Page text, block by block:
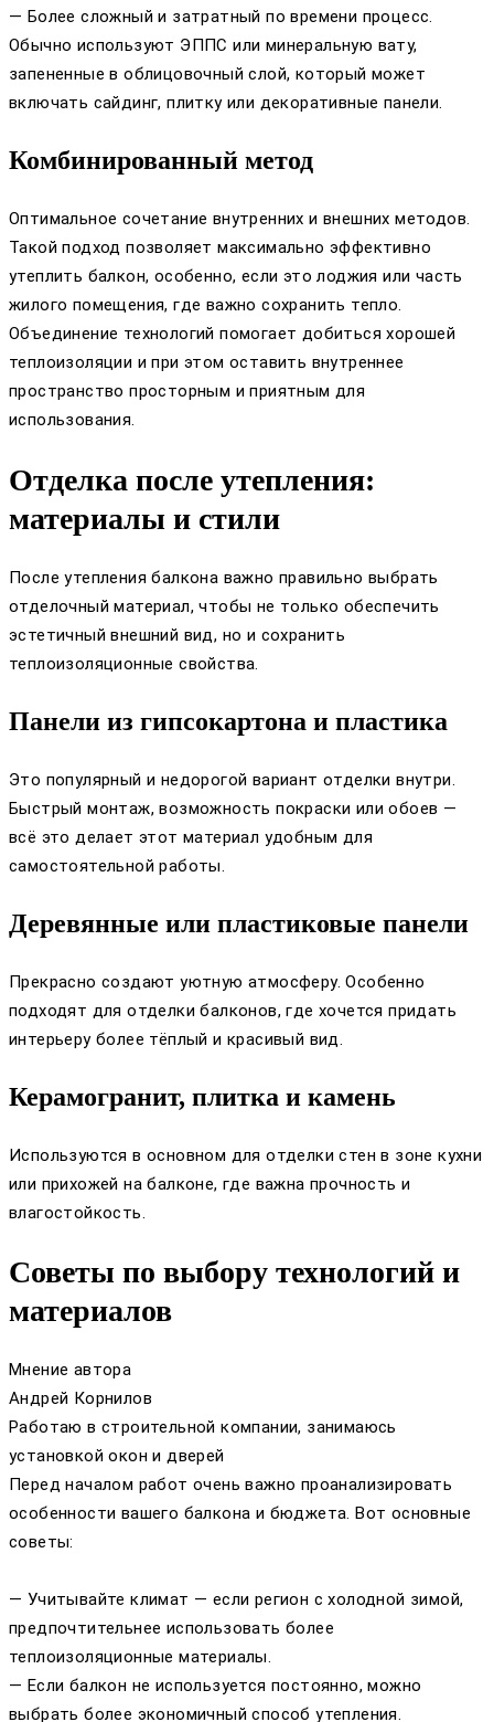
— Более сложный и затратный по времени процесс.
Обычно используют ЭППС или минеральную вату,
запененные в облицовочный слой, который может
включать сайдинг, плитку или декоративные панели.
Комбинированный метод
Оптимальное сочетание внутренних и внешних методов.
Такой подход позволяет максимально эффективно
утеплить балкон, особенно, если это лоджия или часть
жилого помещения, где важно сохранить тепло.
Объединение технологий помогает добиться хорошей
теплоизоляции и при этом оставить внутреннее
пространство просторным и приятным для
использования.
Отделка после утепления:
материалы и стили
После утепления балкона важно правильно выбрать
отделочный материал, чтобы не только обеспечить
эстетичный внешний вид, но и сохранить
теплоизоляционные свойства.
Панели из гипсокартона и пластика
Это популярный и недорогой вариант отделки внутри.
Быстрый монтаж, возможность покраски или обоев —
всё это делает этот материал удобным для
самостоятельной работы.
Деревянные или пластиковые панели
Прекрасно создают уютную атмосферу. Особенно
подходят для отделки балконов, где хочется придать
интерьеру более тёплый и красивый вид.
Керамогранит, плитка и камень
Используются в основном для отделки стен в зоне кухни
или прихожей на балконе, где важна прочность и
влагостойкость.
Советы по выбору технологий и
материалов
Мнение автора
Андрей Корнилов
Работаю в строительной компании, занимаюсь
установкой окон и дверей
Перед началом работ очень важно проанализировать
особенности вашего балкона и бюджета. Вот основные
советы:
— Учитывайте климат — если регион с холодной зимой,
предпочтительнее использовать более
теплоизоляционные материалы.
— Если балкон не используется постоянно, можно
выбрать более экономичный способ утепления.